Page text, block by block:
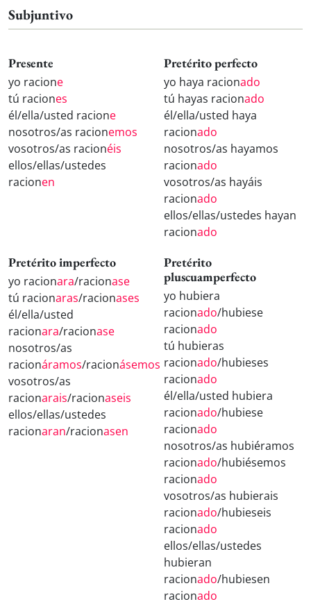
Subjuntivo
Presente
yo racione
tú raciones
él/ella/usted racione
nosotros/as racionemos
vosotros/as racionéis
ellos/ellas/ustedes
racionen
Pretérito perfecto
yo haya racionado
tú hayas racionado
él/ella/usted haya
racionado
nosotros/as hayamos
racionado
vosotros/as hayáis
racionado
ellos/ellas/ustedes hayan
racionado
Pretérito imperfecto
yo racionara/racionase
tú racionaras/racionases
él/ella/usted
racionara/racionase
nosotros/as
racionáramos/racionásemos
vosotros/as
racionarais/racionaseis
ellos/ellas/ustedes
racionaran/racionasen
Pretérito
pluscuamperfecto
yo hubiera
racionado/hubiese
racionado
tú hubieras
racionado/hubieses
racionado
él/ella/usted hubiera
racionado/hubiese
racionado
nosotros/as hubiéramos
racionado/hubiésemos
racionado
vosotros/as hubierais
racionado/hubieseis
racionado
ellos/ellas/ustedes
hubieran
racionado/hubiesen
racionado